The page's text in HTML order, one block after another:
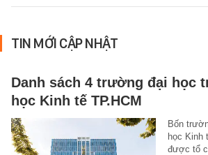
TIN MỚI CẬP NHẬT
Danh sách 4 trường đại học
học Kinh tế TP.HCM
Bốn
học Kinh
được tổ